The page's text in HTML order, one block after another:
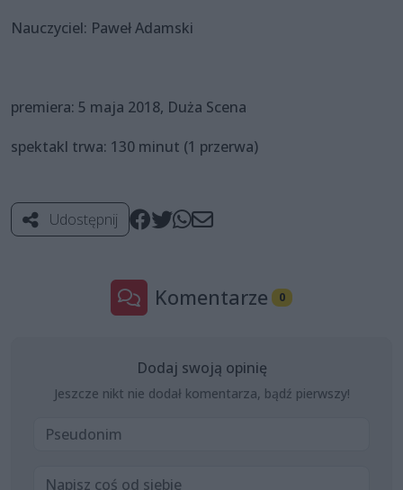
Nauczyciel: Paweł Adamski
premiera: 5 maja 2018, Duża Scena
spektakl trwa: 130 minut (1 przerwa)
Udostępnij
Komentarze 0
Dodaj swoją opinię
Jeszcze nikt nie dodał komentarza, bądź pierwszy!